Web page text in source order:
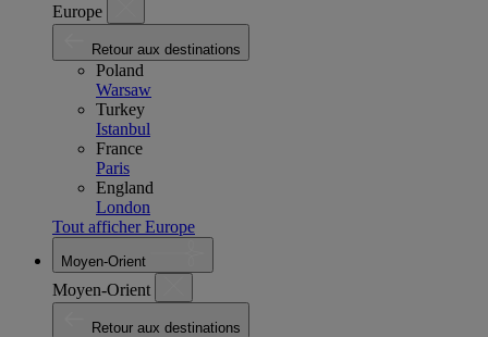
Europe
Retour aux destinations
Poland
Warsaw
Turkey
Istanbul
France
Paris
England
London
Tout afficher Europe
Moyen-Orient
Moyen-Orient
Retour aux destinations